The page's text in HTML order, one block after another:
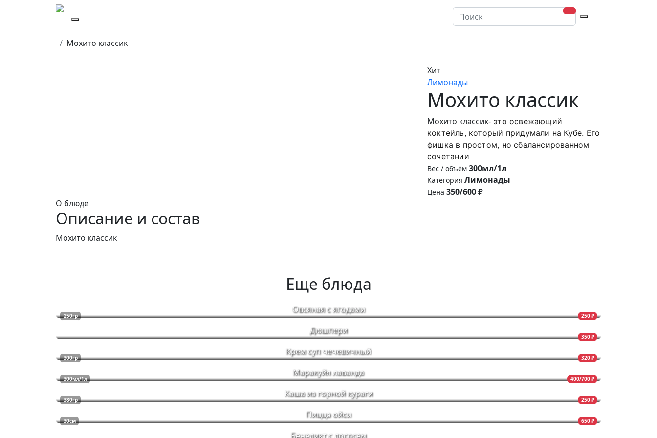
Мохито классик
Хит
Лимонады
Мохито классик
Мохито классик- это освежающий
коктейль, который придумали на Кубе. Его
фишка в простом, но сбалансированном
сочетании
Вес / объём 300мл/1л
Категория Лимонады
Цена 350/600 ₽
О блюде
Описание и состав
Мохито классик
Еще блюда
250гр 250 ₽
Овсяная с ягодами
350 ₽
Дюшпери
300гр 320 ₽
Крем суп чечевичный
300мл/1л 400/700 ₽
Маракуйя лаванда
380гр 250 ₽
Каша из горной кураги
30см 650 ₽
Пицца ойси
Бенедикт с лососем